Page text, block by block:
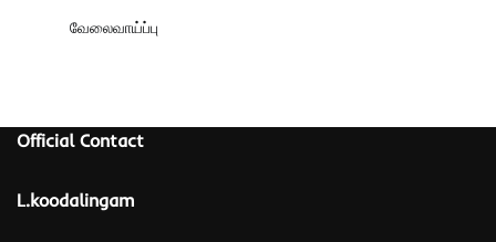
வேலைவாய்ப்பு
Official Contact
L.koodalingam